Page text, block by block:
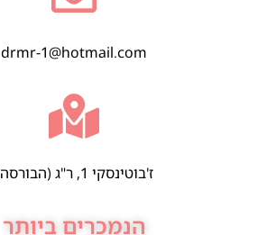
drmr-1@hotmail.com
ז'בוטינסקי 1, ר"ג (הבורסה)
הנמכרים ביותר